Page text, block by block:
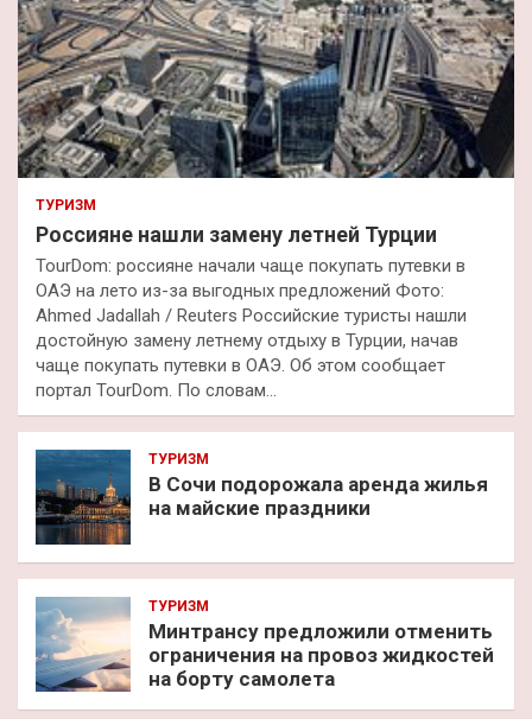
ТУРИЗМ
Россияне нашли замену летней Турции
TourDom: россияне начали чаще покупать путевки в
ОАЭ на лето из-за выгодных предложений Фото:
Ahmed Jadallah / Reuters Российские туристы нашли
достойную замену летнему отдыху в Турции, начав
чаще покупать путевки в ОАЭ. Об этом сообщает
портал TourDom. По словам…
ТУРИЗМ
В Сочи подорожала аренда жилья
на майские праздники
ТУРИЗМ
Минтрансу предложили отменить
ограничения на провоз жидкостей
на борту самолета